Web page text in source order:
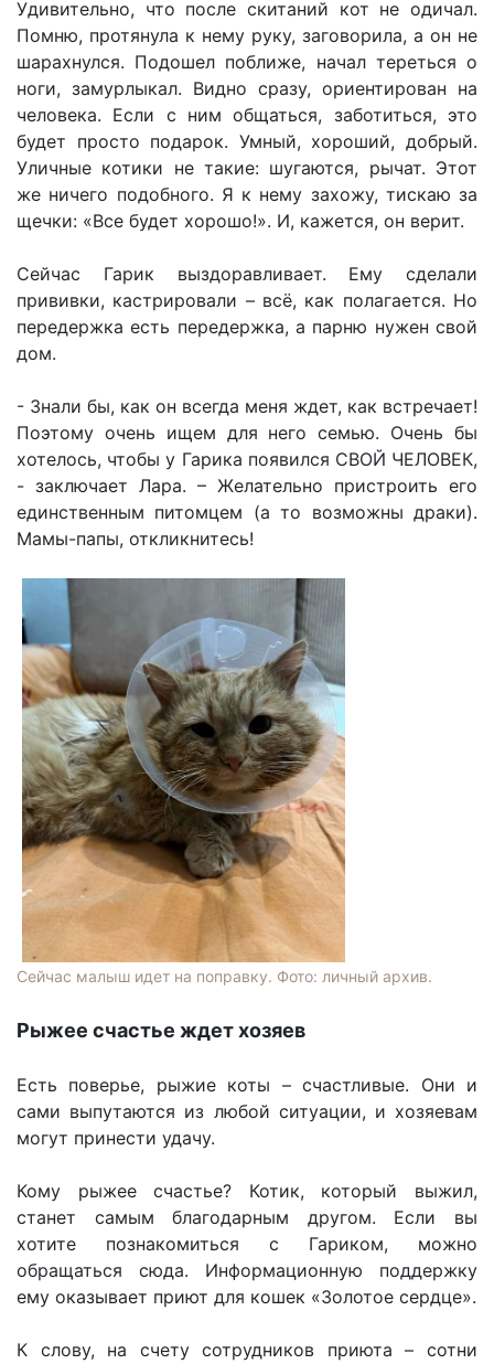
Удивительно, что после скитаний кот не одичал.
Помню, протянула к нему руку, заговорила, а он не
шарахнулся. Подошел поближе, начал тереться о
ноги, замурлыкал. Видно сразу, ориентирован на
человека. Если с ним общаться, заботиться, это
будет просто подарок. Умный, хороший, добрый.
Уличные котики не такие: шугаются, рычат. Этот
же ничего подобного. Я к нему захожу, тискаю за
щечки: «Все будет хорошо!». И, кажется, он верит.
Сейчас Гарик выздоравливает. Ему сделали
прививки, кастрировали – всё, как полагается. Но
передержка есть передержка, а парню нужен свой
дом.
- Знали бы, как он всегда меня ждет, как встречает!
Поэтому очень ищем для него семью. Очень бы
хотелось, чтобы у Гарика появился СВОЙ ЧЕЛОВЕК,
- заключает Лара. – Желательно пристроить его
единственным питомцем (а то возможны драки).
Мамы-папы, откликнитесь!
Сейчас малыш идет на поправку. Фото: личный архив.
Рыжее счастье ждет хозяев
Есть поверье, рыжие коты – счастливые. Они и
сами выпутаются из любой ситуации, и хозяевам
могут принести удачу.
Кому рыжее счастье? Котик, который выжил,
станет самым благодарным другом. Если вы
хотите познакомиться с Гариком, можно
обращаться сюда. Информационную поддержку
ему оказывает приют для кошек «Золотое сердце».
К слову, на счету сотрудников приюта – сотни